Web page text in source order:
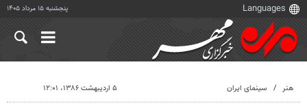
پنجشنبه ۱۵ مرداد ۱۴۰۵
هنر سینمای ایران ۵ اردیبهشت ۱۳۸۶، ۱۲:۰۱